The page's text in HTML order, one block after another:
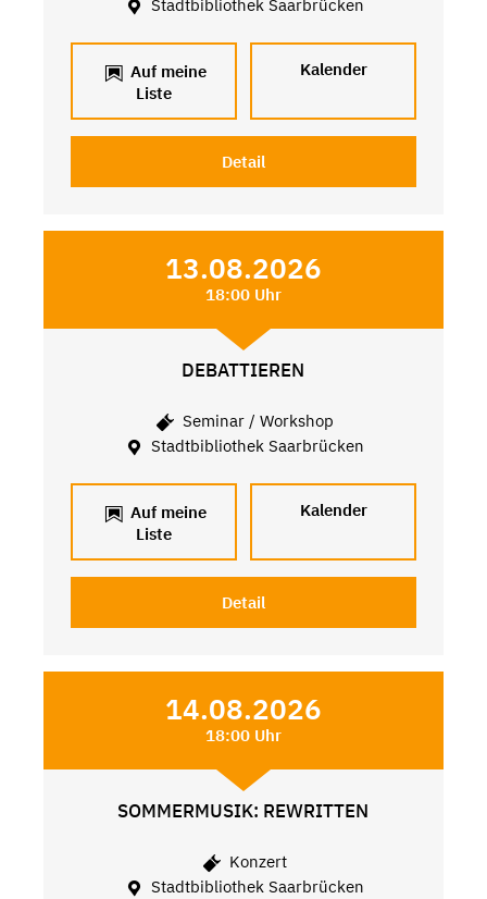
Stadtbibliothek Saarbrücken
Auf meine
Liste
Kalender
Detail
13.08.2026
18:00 Uhr
DEBATTIEREN
Seminar / Workshop
Stadtbibliothek Saarbrücken
Auf meine
Liste
Kalender
Detail
14.08.2026
18:00 Uhr
SOMMERMUSIK: REWRITTEN
Konzert
Stadtbibliothek Saarbrücken